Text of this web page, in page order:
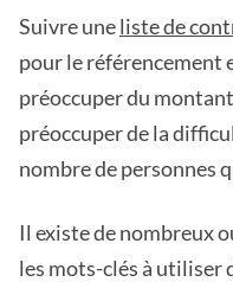
Suivre uneliste de
pour le référencement
préoccuper du
préoccuper de la
nombre de personnes
Il existe de nombreux
les mots-clés à utiliser